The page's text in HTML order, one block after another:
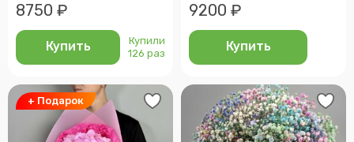
8750 ₽
Купить
Купили
126 раз
9200 ₽
Купить
+ Подарок